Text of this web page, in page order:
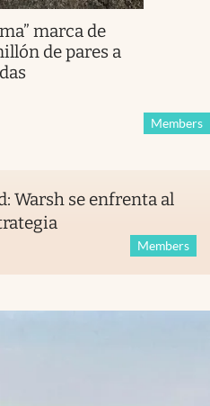
marca de
de pares a
Members
Warsh se enfrenta al
Members